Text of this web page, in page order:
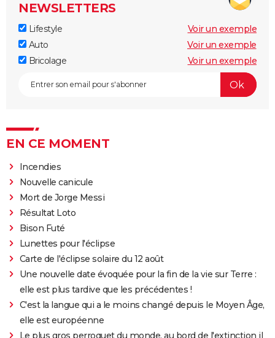
NEWSLETTERS
Lifestyle
Voir un exemple
Auto
Voir un exemple
Bricolage
Voir un exemple
EN CE MOMENT
Incendies
Nouvelle canicule
Mort de Jorge Messi
Résultat Loto
Bison Futé
Lunettes pour l'éclipse
Carte de l'éclipse solaire du 12 août
Une nouvelle date évoquée pour la fin de la vie sur Terre :
elle est plus tardive que les précédentes !
C'est la langue qui a le moins changé depuis le Moyen Âge,
elle est européenne
Le plus gros perroquet du monde, au bord de l'extinction il